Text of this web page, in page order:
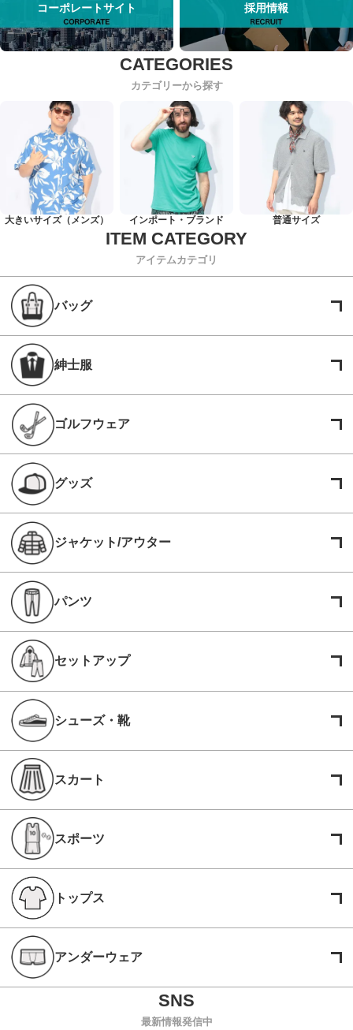
コーポレートサイト 採用情報
カテゴリーから探す
大きいサイズ（メンズ） インポート・ブランド 普通サイズ
アイテムカテゴリ
バッグ
紳士服
ゴルフウェア
グッズ
ジャケット/アウター
パンツ
セットアップ
シューズ・靴
スカート
スポーツ
トップス
アンダーウェア
最新情報発信中